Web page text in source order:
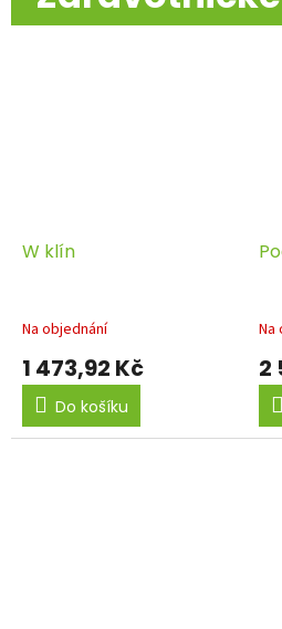
W klín
Na objednání
1 473,92 Kč
Do košíku
Na
2